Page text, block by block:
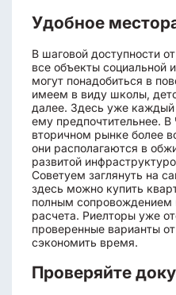
Удобное
В шаговой доступности
все объекты социальной
могут понадобиться в
имеем в виду школы,
далее. Здесь уже
ему предпочтительнее.
вторичном рынке более
они располагаются в
развитой
Советуем заглянуть на
здесь можно купить
полным сопровождением
расчета. Риелторы уже
проверенные варианты
сэкономить время.
Проверяйте